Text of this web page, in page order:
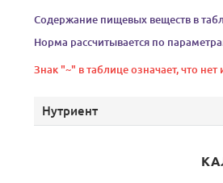
Содержание пищевых веществ в
Норма рассчитывается по
Знак "~" в таблице означает, что
Нутриент